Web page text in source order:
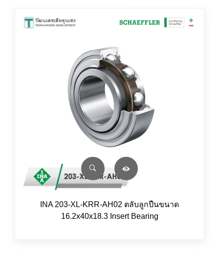
INA 203-XL-KRR-AH02 ตลับลูกปืนขนาด
16.2x40x18.3 Insert Bearing